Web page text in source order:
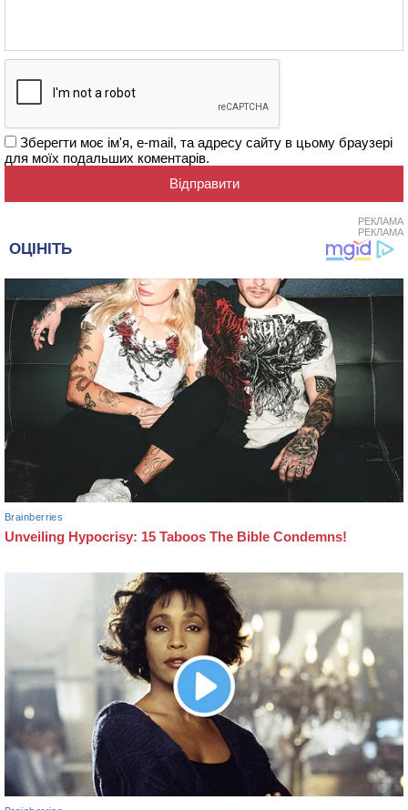
Зберегти моє ім'я, e-mail, та адресу сайту в цьому браузері
для моїх подальших коментарів.
РЕКЛАМА
РЕКЛАМА